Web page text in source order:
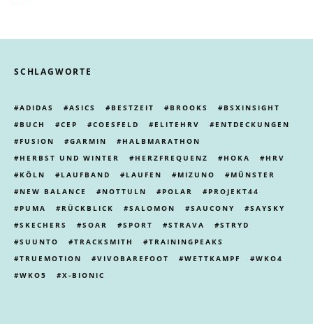
SCHLAGWORTE
ADIDAS ASICS BESTZEIT BROOKS
BSXINSIGHT
BUCH
CEP COESFELD ELITEHRV
ENTDECKUNGEN
FUSION
GARMIN
HALBMARATHON
HERBST UND WINTER
HERZFREQUENZ HOKA
HRV
KÖLN
LAUFBAND LAUFEN MIZUNO
MÜNSTER
NEW BALANCE
NOTTULN POLAR
PROJEKT44
PUMA
RÜCKBLICK SALOMON SAUCONY
SAYSKY
SKECHERS
SOAR SPORT STRAVA
STRYD
SUUNTO
TRACKSMITH
TRAININGPEAKS
TRUEMOTION
VIVOBAREFOOT WETTKAMPF
WKO4
WKO5
X-BIONIC